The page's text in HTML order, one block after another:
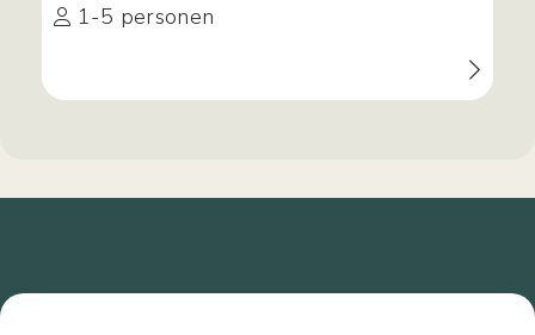
1-5 personen